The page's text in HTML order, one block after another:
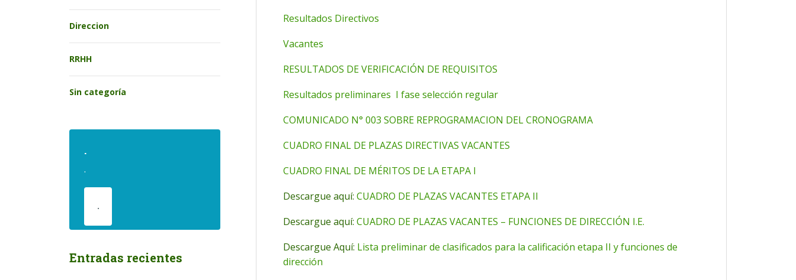
Resultados Directivos
Vacantes
RESULTADOS DE VERIFICACIÓN DE REQUISITOS
Resultados preliminares I fase selección regular
COMUNICADO N° 003 SOBRE REPROGRAMACION DEL CRONOGRAMA
CUADRO FINAL DE PLAZAS DIRECTIVAS VACANTES
CUADRO FINAL DE MÉRITOS DE LA ETAPA I
Descargue aquí: CUADRO DE PLAZAS VACANTES ETAPA II
Descargue aquí: CUADRO DE PLAZAS VACANTES – FUNCIONES DE DIRECCIÓN I.E.
Descargue Aquí: Lista preliminar de clasificados para la calificación etapa II y funciones de
dirección
Direccion
RRHH
Sin categoría
.
.
.
Entradas recientes